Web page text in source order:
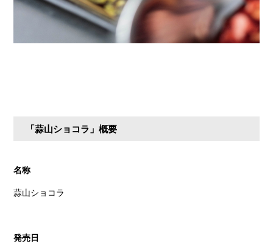
「蒜山ショコラ」概要
名称
蒜山ショコラ
発売日